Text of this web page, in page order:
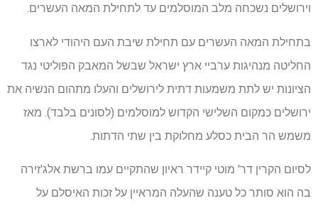
וירושלים נשכחה מלב המוסלמים עד לתחילת המאה העשרים.
בתחילת המאה העשרים עם תחילת שיבת העם היהודי לארצו
החליטה מנהיגות ערביי ארץ ישראל שבשל המאבק הפוליטי נגד
הציונות יש לתת משמעות דתית לירושלים והעלו מתהום הנשיה את
ירושלים כמקום השלישי הקדוש למוסלמים (לסונים בלבד). מאז
משמש הר הבית כסלע מחלוקת בין שתי הדתות.
לסיום הקרין דר' מוטי קיידר ראיון שהתקיים עמו ברשת אלג'זירה
בה הוא סותר כל טענה שהעלה המראיין על זכות האיסלם על